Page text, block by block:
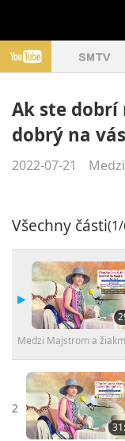
Ak ste dobrí
dobrý na
2022-07-21
Všechny části
Medzi Majstrom a
2